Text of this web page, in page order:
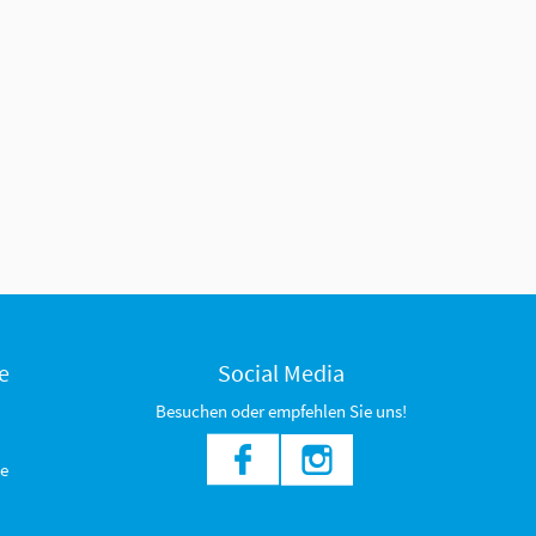
Social Media
Besuchen oder empfehlen Sie uns!